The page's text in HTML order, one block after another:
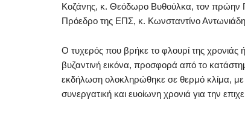
Κοζάνης, κ. Θεόδωρο Βυθούλκα, τον πρώην
Πρόεδρο της ΕΠΣ, κ. Κωνσταντίνο
Ο τυχερός που βρήκε το φλουρί της
βυζαντινή εικόνα, προσφορά από το
εκδήλωση ολοκληρώθηκε σε θερμό κλίμα, με
συνεργατική και ευοίωνη χρονιά για την